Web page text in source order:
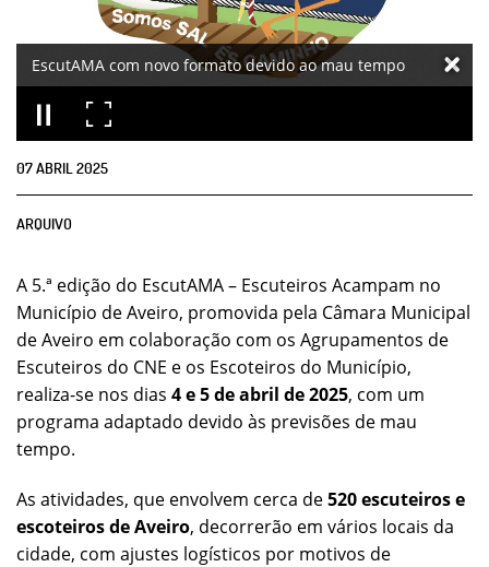
EscutAMA com novo formato devido ao mau tempo
07ABRIL 2025
ARQUIVO
A 5.ª edição do EscutAMA – Escuteiros Acampam no
Município de Aveiro, promovida pela Câmara Municipal
de Aveiro em colaboração com os Agrupamentos de
Escuteiros do CNE e os Escoteiros do Município,
realiza-se nos dias 4 e 5 de abril de 2025, com um
programa adaptado devido às previsões de mau
tempo.
As atividades, que envolvem cerca de520 escuteiros e
escoteiros de Aveiro, decorrerão em vários locais da
cidade, com ajustes logísticos por motivos de